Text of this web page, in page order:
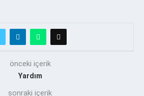
önceki içerik
Yardım
sonraki içerik